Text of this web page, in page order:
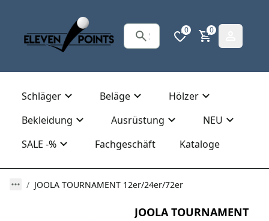
0 0
Schläger Beläge
Hölzer
Bekleidung
Ausrüstung
NEU
SALE -%
Fachgeschäft Kataloge
JOOLA TOURNAMENT 12er/24er/72er
JOOLA TOURNAMENT